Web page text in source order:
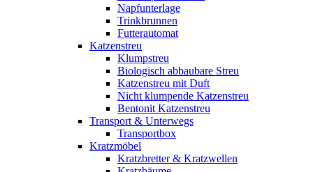
Napfunterlage
Trinkbrunnen
Futterautomat
Katzenstreu
Klumpstreu
Biologisch abbaubare Streu
Katzenstreu mit Duft
Nicht klumpende Katzenstreu
Bentonit Katzenstreu
Transport & Unterwegs
Transportbox
Kratzmöbel
Kratzbretter & Kratzwellen